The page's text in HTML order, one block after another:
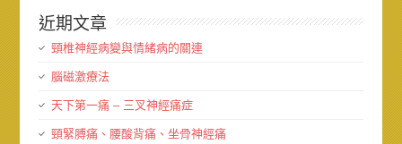
近期文章
頸椎神經病變與情緒病的關連
腦磁激療法
天下第一痛 – 三叉神經痛症
頸緊膊痛、腰酸背痛、坐骨神經痛